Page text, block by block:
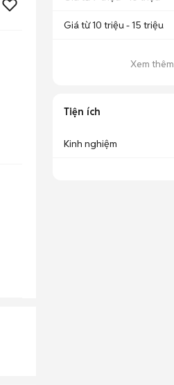
Giá từ 10 triệu - 15 triệu
Xem thêm
Tiện ích
Kinh nghiệm